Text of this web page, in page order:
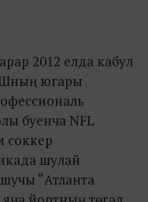
2012 елда кабул
югары
буенча NFL
соккер
шулай
“Атланта